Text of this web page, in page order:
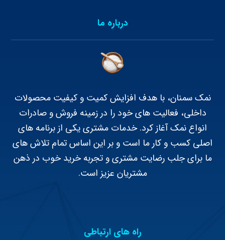
درباره ما
نمک سمنان، با هدف افزایش کمیت و کیفیت محصولات
داخلی، فعالیت های خود را در زمینه فروش و صادرات
انواع نمک آغاز کرد. خدمات مشتری یکی از برنامه های
اصلی کسب و کار ما است و بر این اساس تمام تلاش های
ما برای جلب رضایت مشتری و تجربه خرید خوب در ذهن
مشتریان عزیز است.
راه های ارتباطی